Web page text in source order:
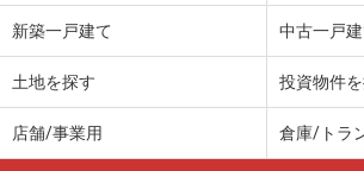
新築一戸建て 中古一戸
土地を探す 投資物件
店舗/事業用 倉庫/トラ